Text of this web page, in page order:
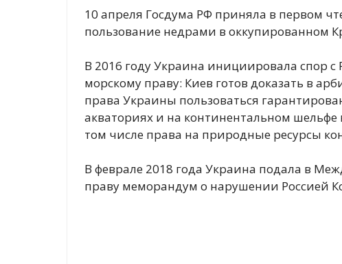
10 апреля Госдума РФ приняла в первом
пользование недрами в оккупированном
В 2016 году Украина инициировала спор
морскому праву: Киев готов доказать в
права Украины пользоваться
акваториях и на континентальном
том числе права на природные ресурсы
В феврале 2018 года Украина подала в
праву меморандум о нарушении Россией